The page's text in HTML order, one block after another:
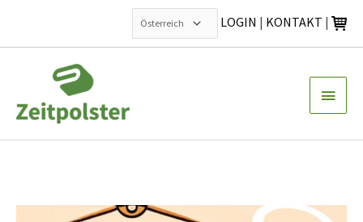
LOGIN | KONTAKT |
springen